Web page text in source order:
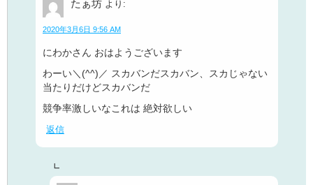
たぁ坊 より:
2020年3月6日 9:56 AM
にわかさん おはようございます
わーい＼(^^)／ スカバンだスカバン、スカじゃない
当たりだけどスカバンだ
競争率激しいなこれは 絶対欲しい
返信